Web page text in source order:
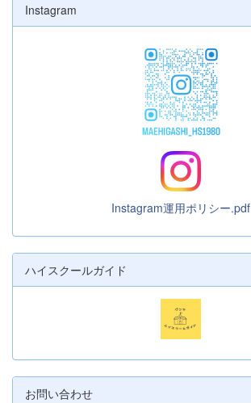
Instagram
Instagram運用ポリシー.pdf
ハイスクールガイド
お問い合わせ